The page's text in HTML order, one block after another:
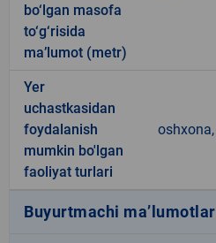
bo‘lgan masofa
to‘g‘risida
ma’lumot (metr)
Yer
uchastkasidan
foydalanish
mumkin bo'lgan
faoliyat turlari
Buyurtmachi